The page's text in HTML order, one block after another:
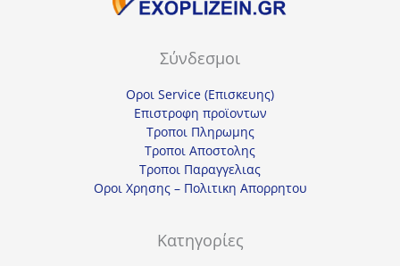
Σύνδεσμοι
Οροι Service (Επισκευης)
Επιστροφη προϊοντων
Τροποι Πληρωμης
Τροποι Αποστολης
Τροποι Παραγγελιας
Οροι Χρησης – Πολιτικη Απορρητου
Κατηγορίες